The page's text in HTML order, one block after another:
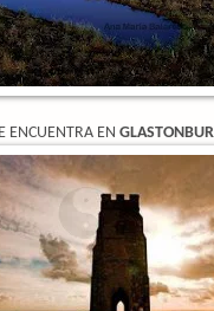
ENCUENTRA EN